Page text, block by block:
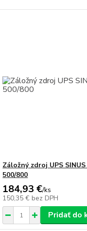
Záložný zdroj UPS SINUS
500/800
184,93 €/ks
150,35 € bez DPH
Pridať do